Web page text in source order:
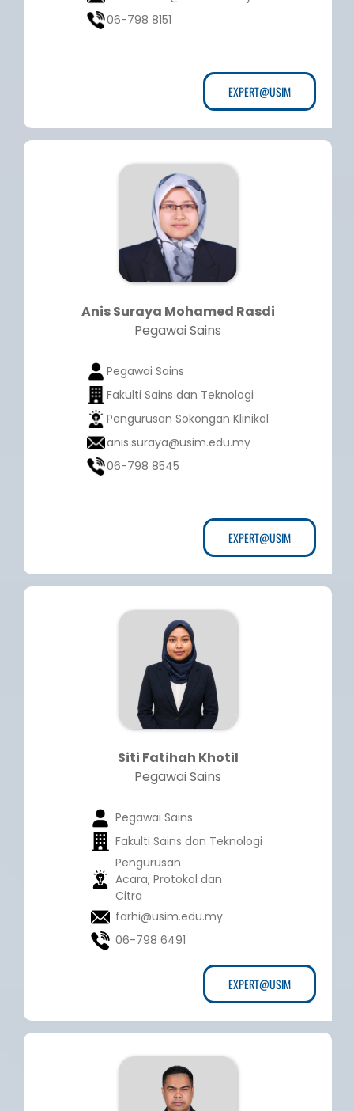
06-798 8151
EXPERT@USIM
Anis Suraya Mohamed Rasdi
Pegawai Sains
Pegawai Sains
Fakulti Sains dan Teknologi
Pengurusan Sokongan Klinikal
anis.suraya@usim.edu.my
06-798 8545
EXPERT@USIM
Siti Fatihah Khotil
Pegawai Sains
Pegawai Sains
Fakulti Sains dan Teknologi
Pengurusan
Acara, Protokol dan
Citra
farhi@usim.edu.my
06-798 6491
EXPERT@USIM